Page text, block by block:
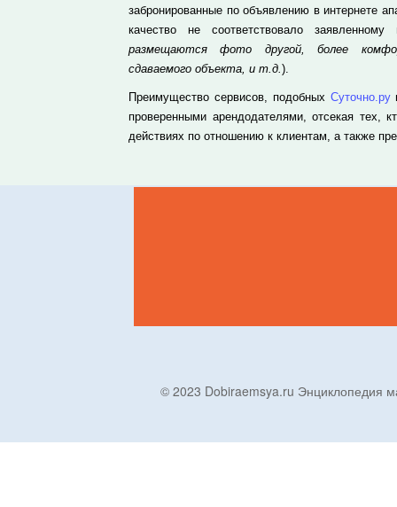
забронированные по объявлению в интернете
качество не соответствовало
размещаются фото другой, более
сдаваемого объекта, и т.д.).
Преимущество сервисов, подобных Суточно.ру
проверенными арендодателями, отсекая тех,
действиях по отношению к клиентам, а также
© 2023 Dobiraemsya.ru